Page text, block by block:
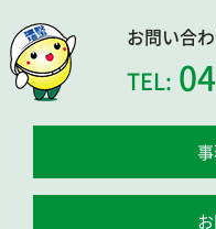
お問い合
TEL: